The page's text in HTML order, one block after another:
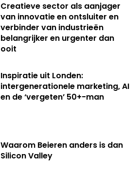
Creatieve sector als aanjager
van innovatie en ontsluiter en
verbinder van industrieën
belangrijker en urgenter dan
ooit
Inspiratie uit Londen:
intergenerationele marketing, AI
en de ‘vergeten’ 50+-man
Waarom Beieren anders is dan
Silicon Valley